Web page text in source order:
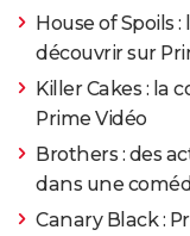
House of Spoils
découvrir sur
Killer Cakes : la
Prime Vidéo
Brothers : des
dans une
Canary Black :